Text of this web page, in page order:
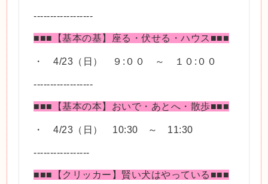
------------------
■■■【基本の基】座る・伏せる・ハウス■■■
・ 4/23（日） ９:００ ～ １０:００
------------------
■■■【基本の本】おいで・あとへ・散歩■■■
・ 4/23（日） 10:30 ～ 11:30
-----------------
■■■【クリッカー】賢い犬はやっている■■■